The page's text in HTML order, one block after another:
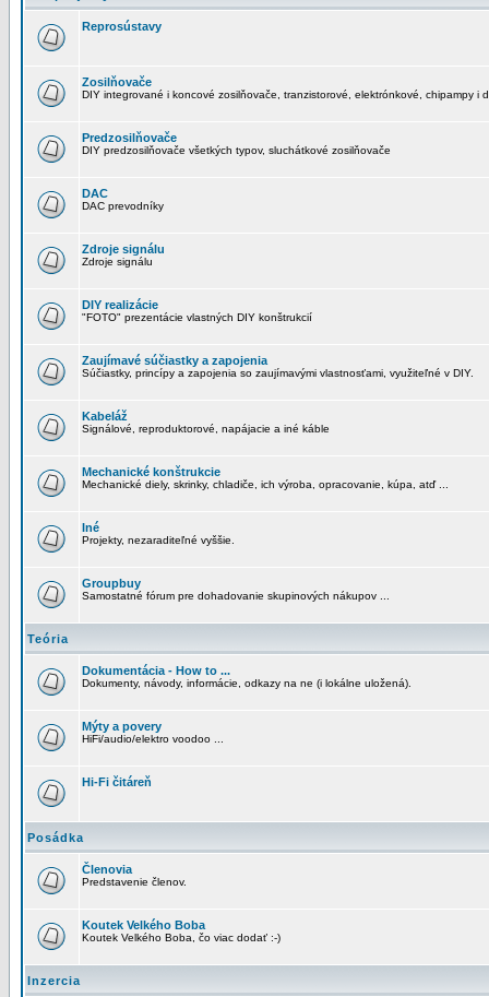
Reprosústavy
Zosilňovače
DIY integrované i koncové zosilňovače, tranzistorové, elektrónkové, chipampy i
Predzosilňovače
DIY predzosilňovače všetkých typov, sluchátkové zosilňovače
DAC
DAC prevodníky
Zdroje signálu
Zdroje signálu
DIY realizácie
"FOTO" prezentácie vlastných DIY konštrukcií
Zaujímavé súčiastky a zapojenia
Súčiastky, princípy a zapojenia so zaujímavými vlastnosťami, využiteľné v DIY.
Kabeláž
Signálové, reproduktorové, napájacie a iné káble
Mechanické konštrukcie
Mechanické diely, skrinky, chladiče, ich výroba, opracovanie, kúpa, atď ...
Iné
Projekty, nezaraditeľné vyššie.
Groupbuy
Samostatné fórum pre dohadovanie skupinových nákupov ...
Teória
Dokumentácia - How to ...
Dokumenty, návody, informácie, odkazy na ne (i lokálne uložená).
Mýty a povery
HiFi/audio/elektro voodoo ...
Hi-Fi čitáreň
Posádka
Členovia
Predstavenie členov.
Koutek Velkého Boba
Koutek Velkého Boba, čo viac dodať :-)
Inzercia